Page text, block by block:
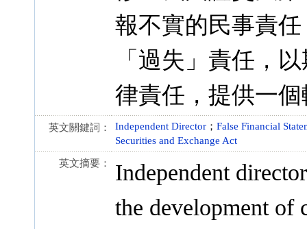
報不實的民事責
「過失」責任，
律責任，提供一
英文關鍵詞： Independent Director ； False Financial
Securities and Exchange Act
英文摘要：
Independent
the development of